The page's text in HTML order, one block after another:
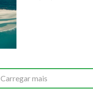
Carregar mais